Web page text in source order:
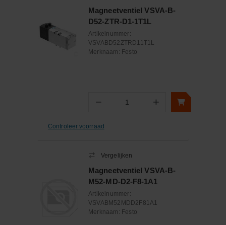
Magneetventiel VSVA-B-
D52-ZTR-D1-1T1L
Artikelnummer:
VSVABD52ZTRD11T1L
Merknaam: Festo
− Aantal +
Controleer voorraad
Vergelijken
Magneetventiel VSVA-B-
M52-MD-D2-F8-1A1
Artikelnummer:
VSVABM52MDD2F81A1
Merknaam: Festo